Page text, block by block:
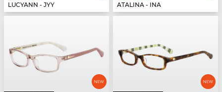
LUCYANN - JYY
ATALINA - INA